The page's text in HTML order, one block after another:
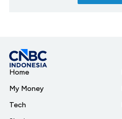
Home
My Money
Tech